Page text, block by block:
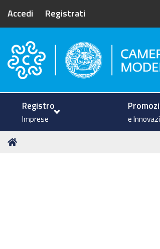
Accedi Registrati
Camera di
Registro
Imprese e
Tu